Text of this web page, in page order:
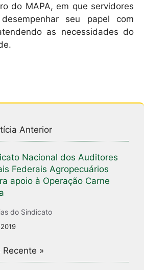
do MAPA, em que servidores
seu papel com
as necessidades do
Anterior
Nacional dos Auditores
Federais Agropecuários
apoio à Operação Carne
do Sindicato
Recente »